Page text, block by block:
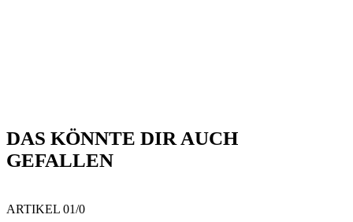
DAS KÖNNTE DIR AUCH
GEFALLEN
ARTIKEL 01/0